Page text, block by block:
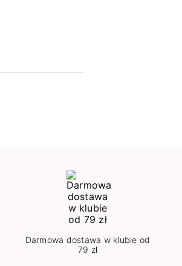
Darmowa dostawa w klubie od
79 zł